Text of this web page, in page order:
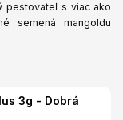
pestovateľ s viac ako
semená mangoldu
3g - Dobrá